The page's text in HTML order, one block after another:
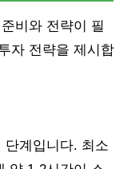
비와 전략이 필
자 전략을 제시합
단계입니다. 최소